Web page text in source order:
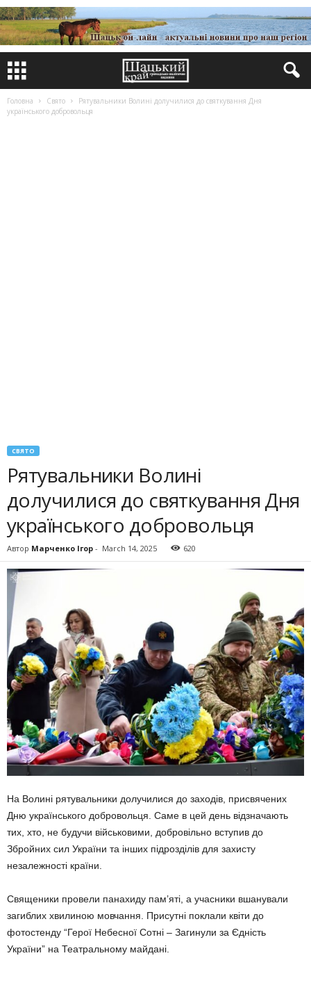
Головна Свято
Рятувальники Волині долучилися до святкування Дня
українського добровольця
СВЯТО
Рятувальники Волині
долучилися до святкування Дня
українського добровольця
Автор Марченко Ігор - March 14, 2025 620
На Волині рятувальники долучилися до заходів, присвячених
Дню українського добровольця. Саме в цей день відзначають
тих, хто, не будучи військовими, добровільно вступив до
Збройних сил України та інших підрозділів для захисту
незалежності країни.
Священики провели панахиду пам’яті, а учасники вшанували
загиблих хвилиною мовчання. Присутні поклали квіти до
фотостенду “Герої Небесної Сотні – Загинули за Єдність
України” на Театральному майдані.